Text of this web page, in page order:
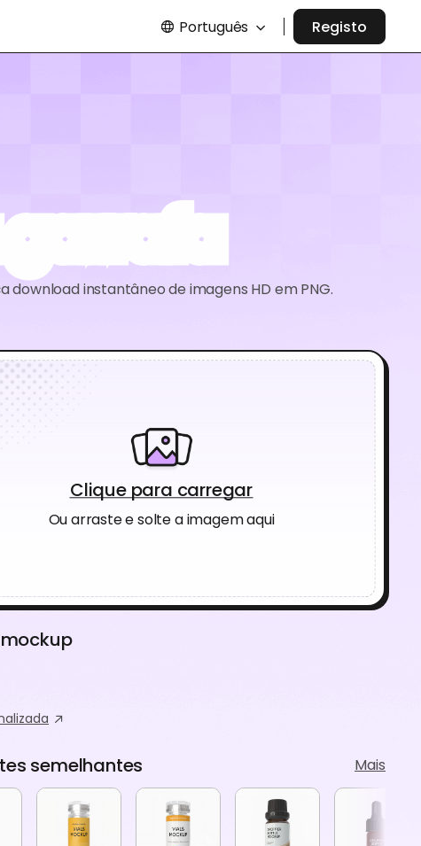
Português Registo
garrafa
instantâneo de imagens HD em PNG.
Clique para carregar
Ou arraste e solte a imagem aqui
semelhantes Mais